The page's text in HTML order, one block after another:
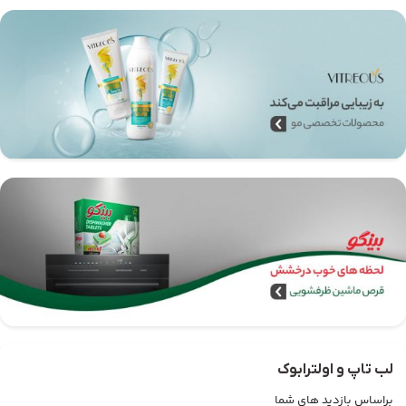
لب تاپ و اولترابوک
براساس بازدید های شما